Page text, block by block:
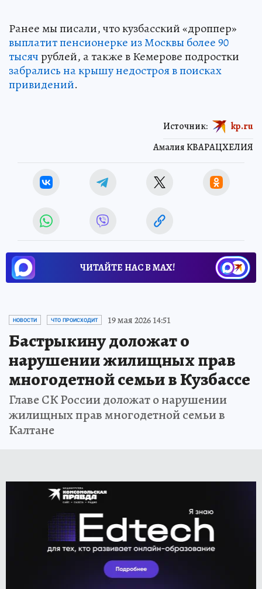
Ранее мы писали, что кузбасский «дроппер»
выплатит пенсионерке из Москвы более 90
тысячрублей, а также в Кемерове подростки
забрались на крышу недостроя в поисках
привидений.
Амалия КВАРАЦХЕЛИЯ
Источник: kp.ru
ЧИТАЙТЕ НАС В МАХ!
НОВОСТИ ЧТО ПРОИСХОДИТ 19 мая 2026 14:51
Бастрыкину доложат о
нарушении жилищных прав
многодетной семьи в Кузбассе
Главе СК России доложат о нарушении
жилищных прав многодетной семьи в
Калтане